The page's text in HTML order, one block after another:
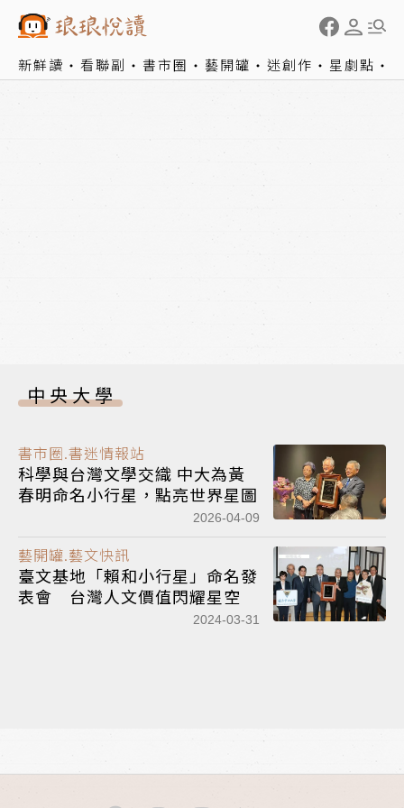
新鮮讀 看聯副 書市圈 藝開罐 迷創作 星劇點
中央大學
書市圈.書迷情報站
科學與台灣文學交織 中大為黃
春明命名小行星，點亮世界星圖
2026-04-09
藝開罐.藝文快訊
臺文基地「賴和小行星」命名發
表會 台灣人文價值閃耀星空
2024-03-31